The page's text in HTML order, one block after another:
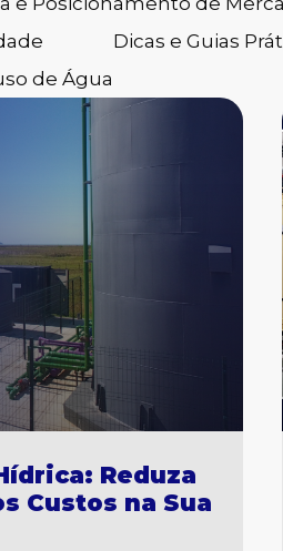
Dicas e Guias
de Água
Reduza
Custos na Sua
PáginaPágina